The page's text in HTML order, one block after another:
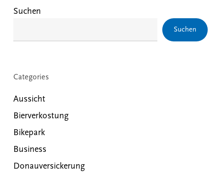
Suchen
Suchen
Categories
Aussicht
Bierverkostung
Bikepark
Business
Donauversickerung